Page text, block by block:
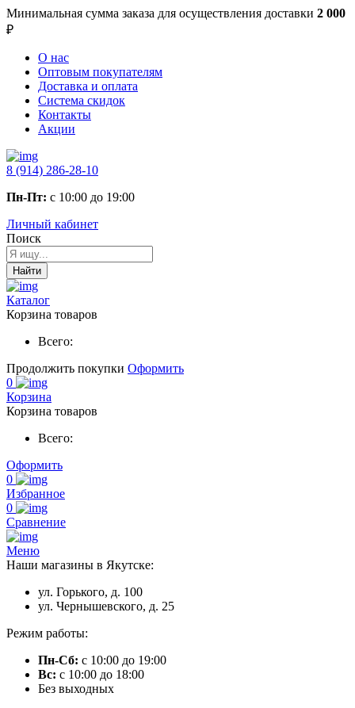
Минимальная сумма заказа для осуществления доставки 2 000
₽
О нас
Оптовым покупателям
Доставка и оплата
Система скидок
Контакты
Акции
8 (914) 286-28-10
Пн-Пт: с 10:00 до 19:00
Личный кабинет
Поиск
Найти
Каталог
Корзина товаров
Всего:
Продолжить покупки Оформить
0
Корзина
Корзина товаров
Всего:
Оформить
0
Избранное
0
Сравнение
Меню
Наши магазины в Якутске:
ул. Горького, д. 100
ул. Чернышевского, д. 25
Режим работы:
Пн-Сб: с 10:00 до 19:00
Вс: с 10:00 до 18:00
Без выходных